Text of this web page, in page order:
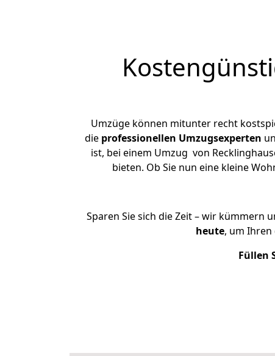
Umzüge können mitunter recht
die professionellen Umzugsexperten
ist, bei einem Umzug von
bieten. Ob Sie nun eine kleine
Sparen Sie sich die Zeit – wir kümmern
heute, um Ihren
Füllen